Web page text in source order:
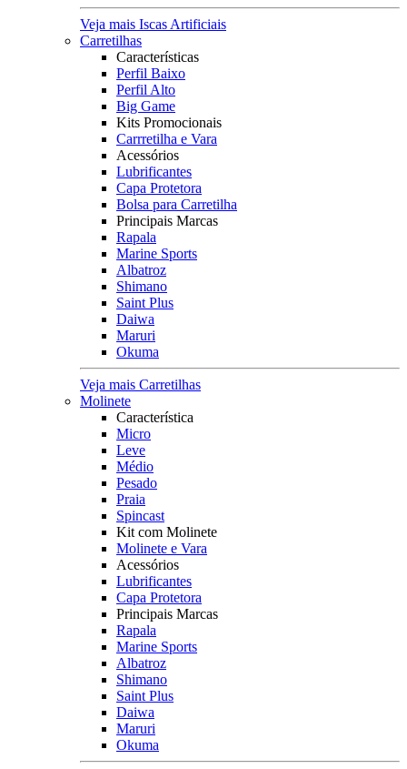
Veja mais Iscas Artificiais
Carretilhas
Características
Perfil Baixo
Perfil Alto
Big Game
Kits Promocionais
Carrretilha e Vara
Acessórios
Lubrificantes
Capa Protetora
Bolsa para Carretilha
Principais Marcas
Rapala
Marine Sports
Albatroz
Shimano
Saint Plus
Daiwa
Maruri
Okuma
Veja mais Carretilhas
Molinete
Característica
Micro
Leve
Médio
Pesado
Praia
Spincast
Kit com Molinete
Molinete e Vara
Acessórios
Lubrificantes
Capa Protetora
Principais Marcas
Rapala
Marine Sports
Albatroz
Shimano
Saint Plus
Daiwa
Maruri
Okuma